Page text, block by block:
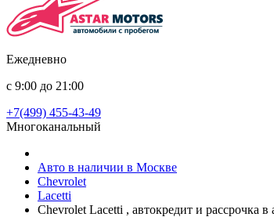
Ежедневно
с 9:00 до 21:00
+7(499) 455-43-49
Многоканальный
Авто в наличии в Москве
Chevrolet
Lacetti
Chevrolet Lacetti , автокредит и рассрочка